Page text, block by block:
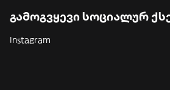
გამოგვყევი სოციალურ
Instagram